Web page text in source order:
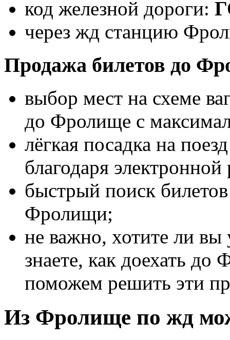
код железной дороги:
через жд станцию
Продажа билетов до
выбор мест на схеме
до Фролище с
лёгкая посадка на
благодаря
быстрый поиск
Фролищи;
не важно, хотите ли
знаете, как доехать
поможем решить эти
Из Фролище по жд